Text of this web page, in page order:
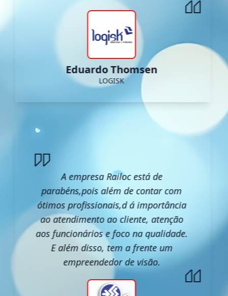
Eduardo Thomsen
LOGISK
A empresa Railoc está de
parabéns,pois além de contar com
ótimos profissionais,d á importância
ao atendimento ao cliente, atenção
aos funcionários e foco na qualidade.
E além disso, tem a frente um
empreendedor de visão.